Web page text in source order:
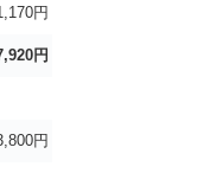
円
円
円